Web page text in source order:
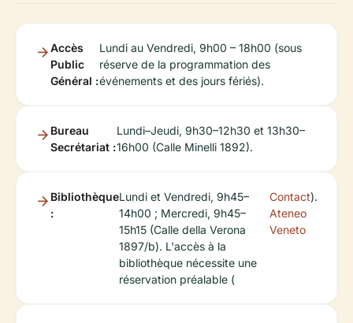
Accès
Public
Général :
Lundi au Vendredi, 9h00 – 18h00 (sous
réserve de la programmation des
événements et des jours fériés).
Bureau
Secrétariat :
Lundi–Jeudi, 9h30–12h30 et 13h30–
16h00 (Calle Minelli 1892).
Bibliothèque
:
Lundi et Vendredi, 9h45–
14h00 ; Mercredi, 9h45–
15h15 (Calle della Verona
1897/b). L'accès à la
bibliothèque nécessite une
réservation préalable (
Contact
Ateneo
Veneto
).